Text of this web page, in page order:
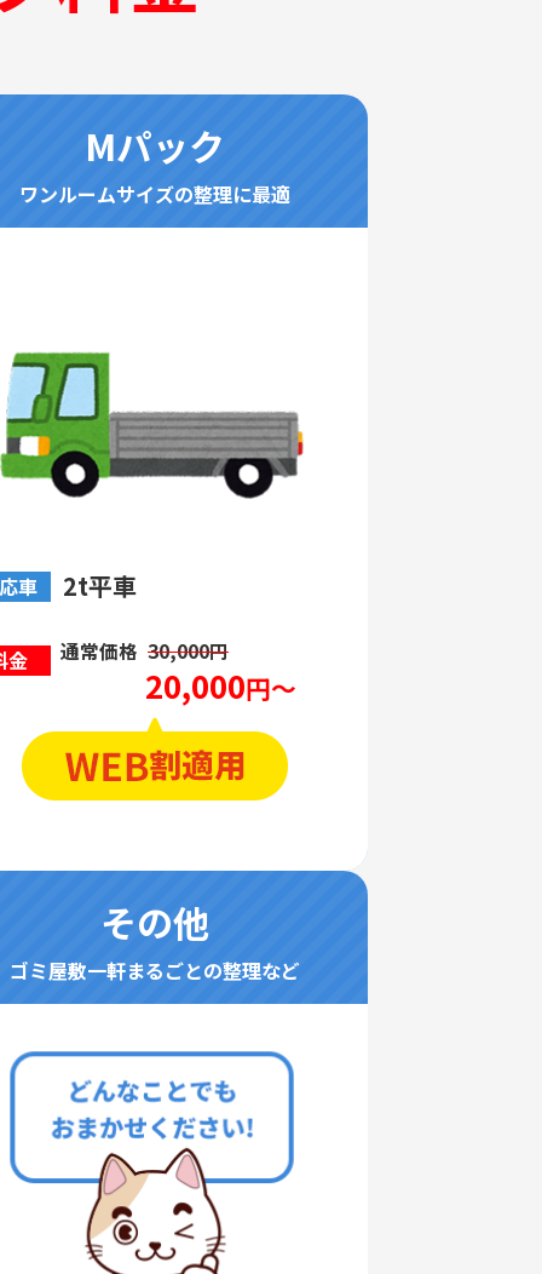
Mパック
ワンルームサイズの整理に最適
車 2t平車
金 通常価格 30,000円
20,000円～
その他
ゴミ屋敷一軒まるごとの整理など